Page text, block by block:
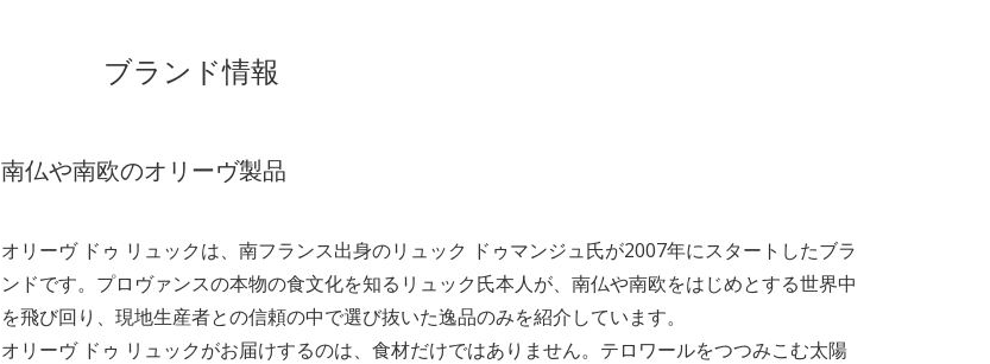
ブランド情報
南仏や南欧のオリーヴ製品
オリーヴ ドゥ リュックは、南フランス出身のリュック ドゥマンジュ氏が2007年にスタートしたブラ
ンドです。プロヴァンスの本物の食文化を知るリュック氏本人が、南仏や南欧をはじめとする世界中
を飛び回り、現地生産者との信頼の中で選び抜いた逸品のみを紹介しています。
オリーヴ ドゥ リュックがお届けするのは、食材だけではありません。テロワールをつつみこむ太陽